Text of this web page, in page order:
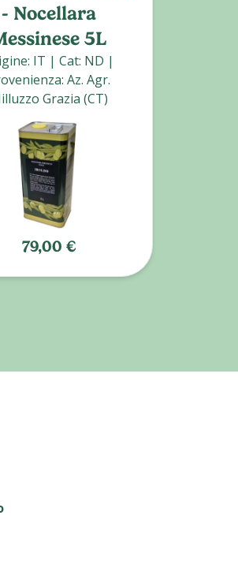
- Nocellara
5L
: IT | Cat: ND |
: Az. Agr.
Grazia (CT)
79,00 €